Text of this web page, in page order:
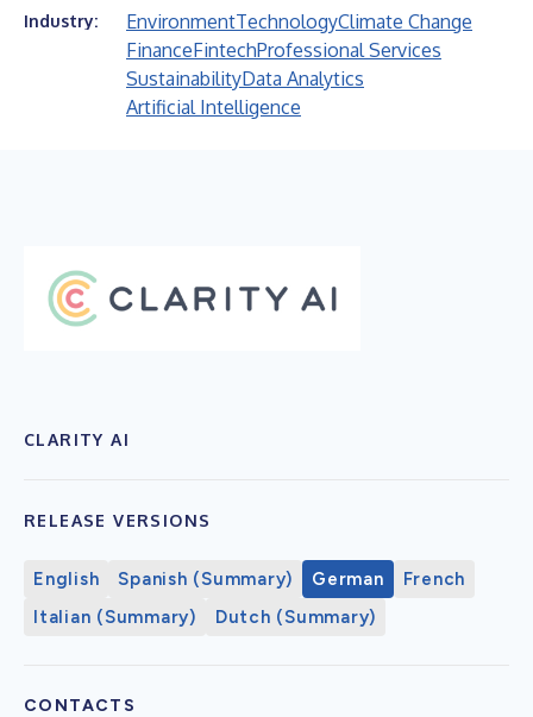
Industry: EnvironmentTechnologyClimate Change
FinanceFintechProfessional Services
SustainabilityData Analytics
Artificial Intelligence
CLARITY AI
RELEASE VERSIONS
English Spanish (Summary) German
French
Italian (Summary)
Dutch (Summary)
CONTACTS